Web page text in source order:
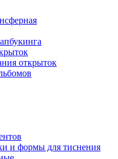
открыток
и формы для тиснения